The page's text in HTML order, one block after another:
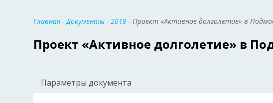
Главная -Документы - 2019 - Проект «Активное долголетие» в
Проект «Активное долголетие» в
Параметры документа